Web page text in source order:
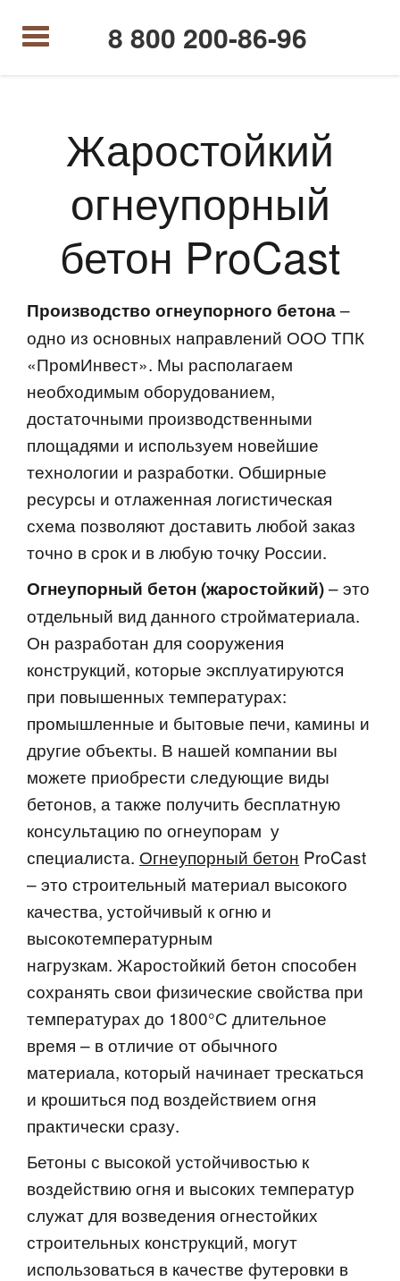
8 800 200-86-96
Жаростойкий
огнеупорный
бетон ProCast
Производство огнеупорного бетона–
одно из основных направлений ООО ТПК
«ПромИнвест». Мы располагаем
необходимым оборудованием,
достаточными производственными
площадями и используем новейшие
технологии и разработки. Обширные
ресурсы и отлаженная логистическая
схема позволяют доставить любой заказ
точно в срок и в любую точку России.
Огнеупорный бетон (жаростойкий)– это
отдельный вид данного стройматериала.
Он разработан для сооружения
конструкций, которые эксплуатируются
при повышенных температурах:
промышленные и бытовые печи, камины и
другие объекты. В нашей компании вы
можете приобрести следующие виды
бетонов, а также получить бесплатную
консультацию по огнеупорам у
специалиста. Огнеупорный бетон ProCast
– это строительный материал высокого
качества, устойчивый к огню и
высокотемпературным
нагрузкам. Жаростойкий бетон способен
сохранять свои физические свойства при
температурах до 1800°С длительное
время – в отличие от обычного
материала, который начинает трескаться
и крошиться под воздействием огня
практически сразу.
Бетоны с высокой устойчивостью к
воздействию огня и высоких температур
служат для возведения огнестойких
строительных конструкций, могут
использоваться в качестве футеровки в